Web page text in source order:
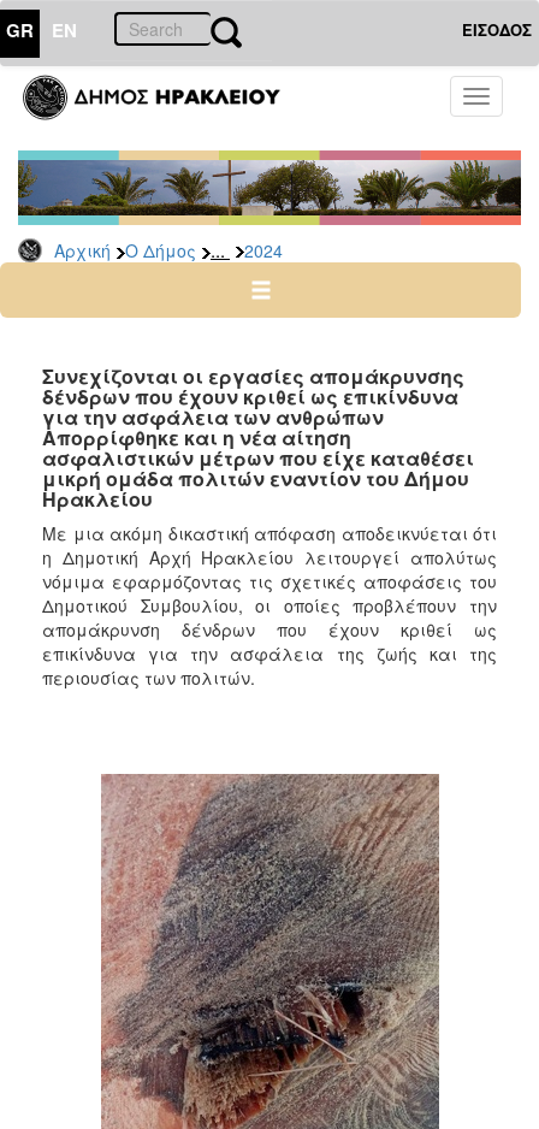
GR EN ΕΙΣΟΔΟΣ
Toggle
Αρχική Ο Δήμος ... 2024
ΔΗΜΟΣ
Δελτία
Τύπου
Αρχείο
2026
2024
2022
2021
2020
2019
2018
2017
2016
2015
2013
2010
2006
ΠΟΛΙΤΙΣΜΟΣ
Συνεχίζονται οι εργασίες απομάκρυνσης
δένδρων που έχουν κριθεί ως επικίνδυνα
για την ασφάλεια των ανθρώπων
Απορρίφθηκε και η νέα αίτηση
ασφαλιστικών μέτρων που είχε καταθέσει
μικρή ομάδα πολιτών εναντίον του Δήμου
Ηρακλείου
Με μια ακόμη δικαστική απόφαση αποδεικνύεται ότι
η Δημοτική Αρχή Ηρακλείου λειτουργεί απολύτως
νόμιμα εφαρμόζοντας τις σχετικές αποφάσεις του
Δημοτικού Συμβουλίου, οι οποίες προβλέπουν την
απομάκρυνση δένδρων που έχουν κριθεί ως
επικίνδυνα για την ασφάλεια της ζωής και της
περιουσίας των πολιτών.